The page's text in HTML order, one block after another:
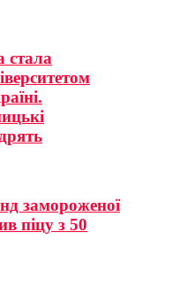
стала
замороженої
піцу з 50